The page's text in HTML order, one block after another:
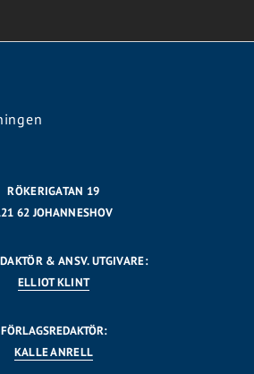
RÖKERIGATAN 19
62 JOHANNESHOV
& ANSV. UTGIVARE:
ELLIOT KLINT
FÖRLAGSREDAKTÖR:
KALLE ANRELL